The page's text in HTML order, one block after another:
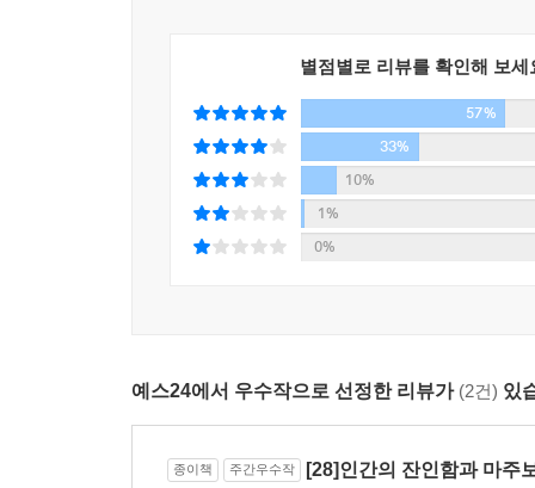
공식을 답습하는 대신에 우리가 무의식 속에 밀
소중한가. 당신은 다른 생명의 희생으로 얻은 삶
문학평론가 정여울은 작가 정유정이 전작들보
탐구라는 더욱 본질적인 테마로 육박해 들어가
지금 바로 여기, 우리의 현실을 향한 뜨거운 알
은유하기에 더욱 강렬하게 다가오는 것이다. 더
별점별로 리뷰를 확인해 보세
57%
33%
10%
1%
0%
예스24에서 우수작으로 선정한 리뷰가 (2건) 있
종이책 주간우수작 [28]인간의 잔인함과 마주